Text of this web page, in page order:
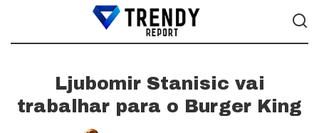
Ljubomir Stanisic vai
trabalhar para o Burger King